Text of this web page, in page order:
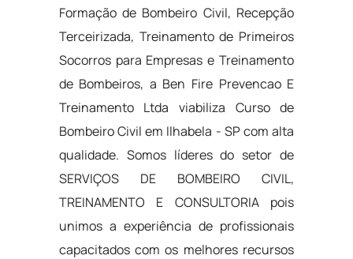
Formação de Bombeiro Civil, Recepção
Terceirizada, Treinamento de Primeiros
Socorros para Empresas e Treinamento
de Bombeiros, a Ben Fire Prevencao E
Treinamento Ltda viabiliza Curso de
Bombeiro Civil em Ilhabela - SP com alta
qualidade. Somos líderes do setor de
SERVIÇOS DE BOMBEIRO CIVIL,
TREINAMENTO E CONSULTORIA pois
unimos a experiência de profissionais
capacitados com os melhores recursos